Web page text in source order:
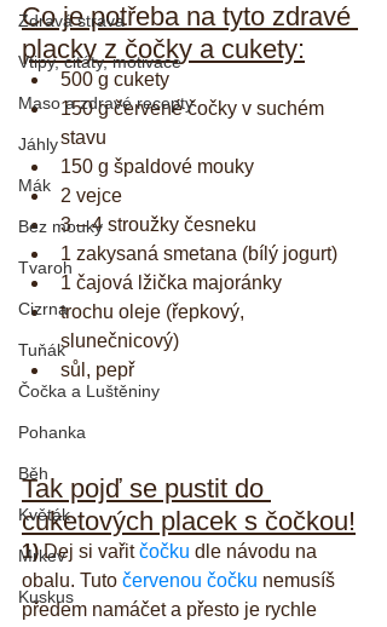
Zdravá strava
Vtipy, citáty, motivace
Maso a zdravé recepty
Jáhly
Mák
Bez mouky
Tvaroh
Cizrna
Tuňák
Čočka a Luštěniny
Pohanka
Běh
Květák
Mrkev
Kuskus
Co je potřeba na tyto zdravé
placky z čočky a cukety:
500 g cukety
150 g červené čočky v suchém
stavu
150 g špaldové mouky
2 vejce
3 – 4 stroužky česneku
1 zakysaná smetana (bílý jogurt)
1 čajová lžička majoránky
trochu oleje (řepkový,
slunečnicový)
sůl, pepř
Tak pojď se pustit do
cuketových placek s čočkou!
1) Dej si vařit čočku dle návodu na
obalu. Tuto červenou čočku nemusíš
předem namáčet a přesto je rychle